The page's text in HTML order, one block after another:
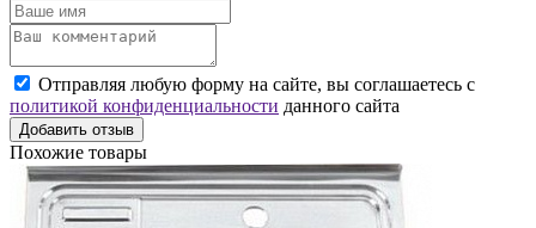
Отправляя любую форму на сайте, вы соглашаетесь с
политикой конфиденциальности данного сайта
Добавить отзыв
Похожие товары